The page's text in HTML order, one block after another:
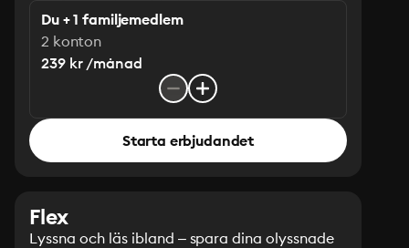
Du + 1 familjemedlem
2 konton
239 kr /månad
Starta erbjudandet
Flex
Lyssna och läs ibland – spara dina olyssnade